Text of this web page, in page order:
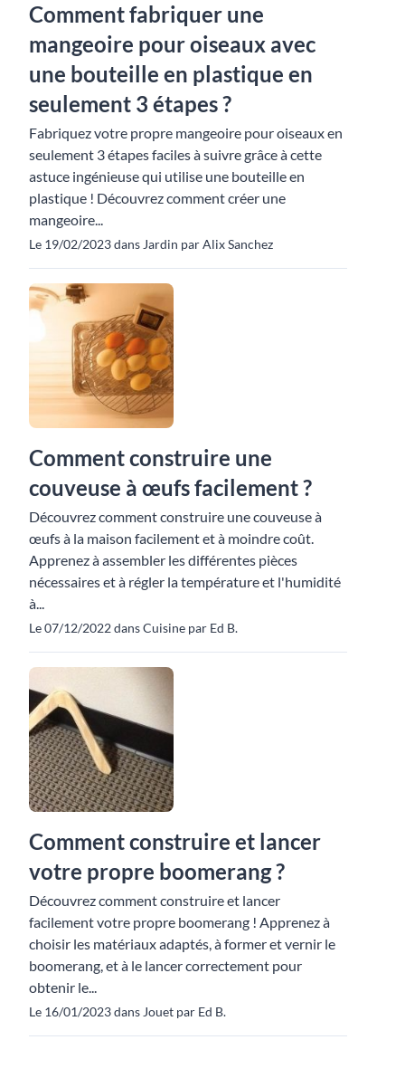
Comment fabriquer une
mangeoire pour oiseaux avec
une bouteille en plastique en
seulement 3 étapes ?
Fabriquez votre propre mangeoire pour oiseaux en
seulement 3 étapes faciles à suivre grâce à cette
astuce ingénieuse qui utilise une bouteille en
plastique ! Découvrez comment créer une
mangeoire...
Le 19/02/2023 dans Jardin par Alix Sanchez
Comment construire une
couveuse à œufs facilement ?
Découvrez comment construire une couveuse à
œufs à la maison facilement et à moindre coût.
Apprenez à assembler les différentes pièces
nécessaires et à régler la température et l'humidité
à...
Le 07/12/2022 dans Cuisine par Ed B.
Comment construire et lancer
votre propre boomerang ?
Découvrez comment construire et lancer
facilement votre propre boomerang ! Apprenez à
choisir les matériaux adaptés, à former et vernir le
boomerang, et à le lancer correctement pour
obtenir le...
Le 16/01/2023 dans Jouet par Ed B.